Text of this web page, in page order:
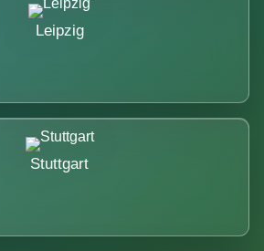
Leipzig
Stuttgart